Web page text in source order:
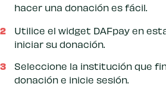
hacer una donación es fácil.
Utilice el widget DAFpay en
iniciar su donación.
Seleccione la institución que
donación e inicie sesión.